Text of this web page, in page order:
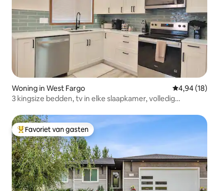
Woning in West Fargo Gemiddelde
4,94 (18)
3 kingsize bedden, tv in elke slaapkamer, volledig
Topfavoriet van gasten
Favoriet van gasten